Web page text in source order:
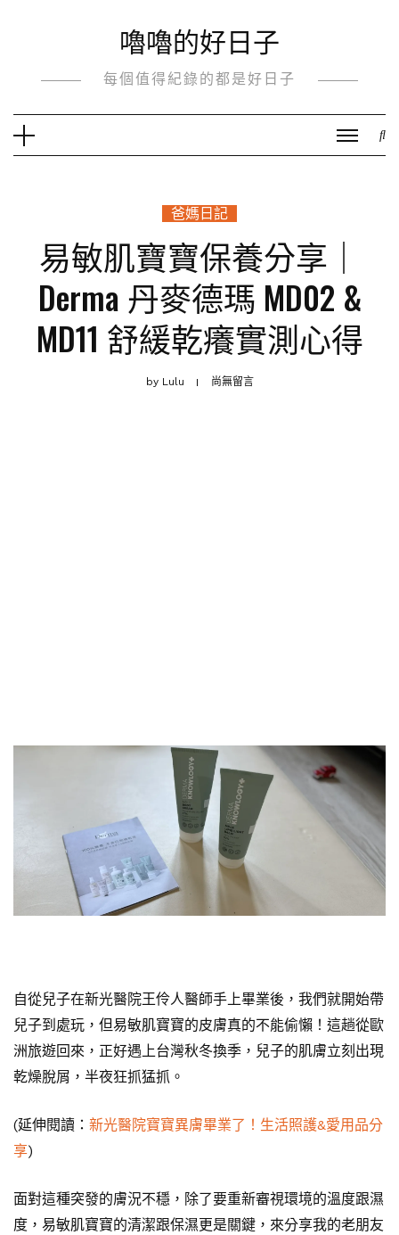
嚕嚕的好日子
每個值得紀錄的都是好日子
爸媽日記
易敏肌寶寶保養分享｜
Derma 丹麥德瑪 MD02 &
MD11 舒緩乾癢實測心得
byLulu 尚無留言
自從兒子在新光醫院王伶人醫師手上畢業後，我們就開始帶
兒子到處玩，但易敏肌寶寶的皮膚真的不能偷懶！這趟從歐
洲旅遊回來，正好遇上台灣秋冬換季，兒子的肌膚立刻出現
乾燥脫屑，半夜狂抓猛抓。
(延伸閱讀： 新光醫院寶寶異膚畢業了！生活照護&愛用品分
享)
面對這種突發的膚況不穩，除了要重新審視環境的溫度跟濕
度，易敏肌寶寶的清潔跟保濕更是關鍵，來分享我的老朋友